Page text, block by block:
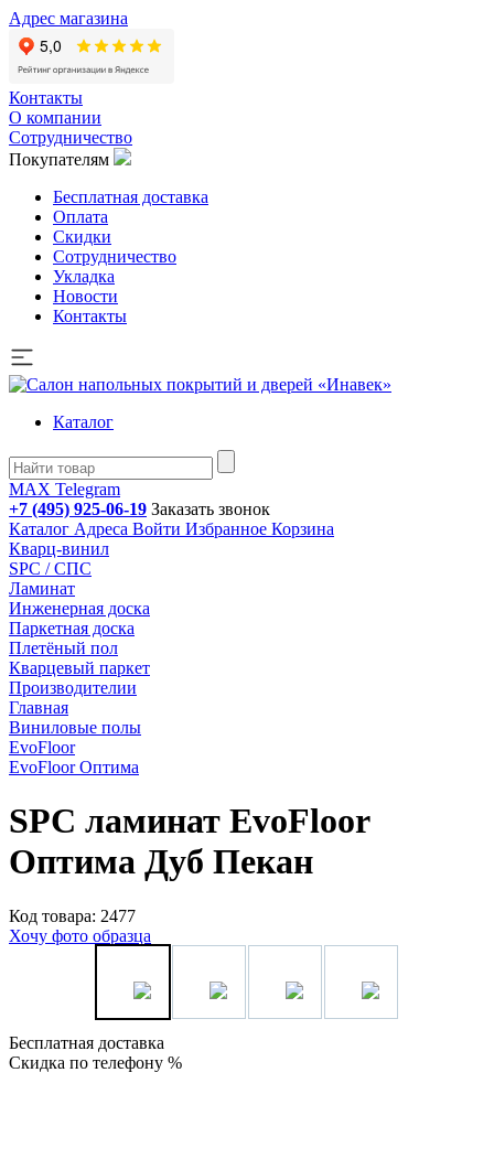
Адрес магазина
Контакты
О компании
Сотрудничество
Покупателям
Бесплатная доставка
Оплата
Скидки
Сотрудничество
Укладка
Новости
Контакты
Каталог
MAX Telegram
+7 (495) 925-06-19 Заказать звонок
Каталог Адреса Войти Избранное Корзина
Кварц-винил
SPC / СПС
Ламинат
Инженерная доска
Паркетная доска
Плетёный пол
Кварцевый паркет
Производителии
Главная
Виниловые полы
EvoFloor
EvoFloor Оптима
SPC ламинат EvoFloor
Оптима Дуб Пекан
Код товара: 2477
Хочу фото образца
Бесплатная доставка
Скидка по телефону %